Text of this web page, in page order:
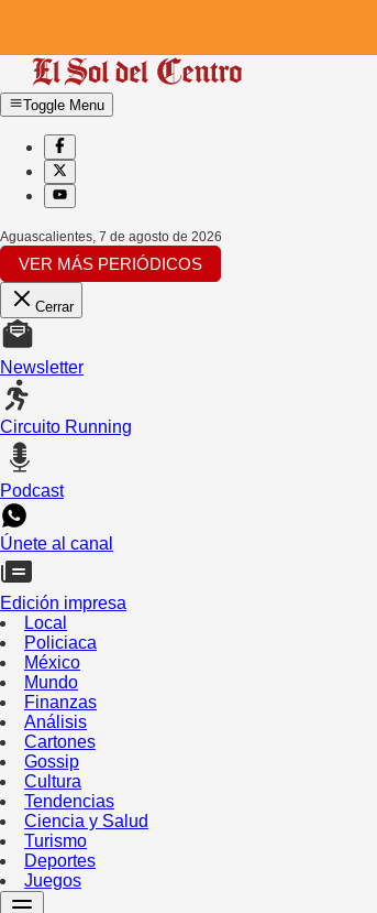
Toggle Menu
Aguascalientes, 7 de agosto de 2026
VER MÁS PERIÓDICOS
Cerrar
Newsletter
Circuito Running
Podcast
Únete al canal
Edición impresa
Local
Policiaca
México
Mundo
Finanzas
Análisis
Cartones
Gossip
Cultura
Tendencias
Ciencia y Salud
Turismo
Deportes
Juegos